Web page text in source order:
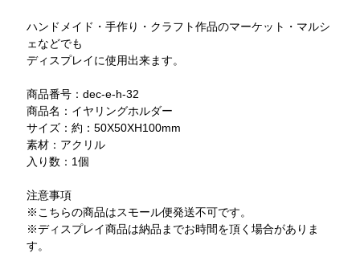
ハンドメイド・手作り・クラフト作品のマーケット・マルシ
ェなどでも
ディスプレイに使用出来ます。
商品番号：dec-e-h-32
商品名：イヤリングホルダー
サイズ：約：50X50XH100mm
素材：アクリル
入り数：1個
注意事項
※こちらの商品はスモール便発送不可です。
※ディスプレイ商品は納品までお時間を頂く場合がありま
す。